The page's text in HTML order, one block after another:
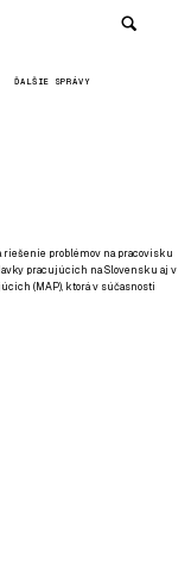
ĎALŠIE SPRÁVY
problémov na pracovisku
pracujúcich na Slovensku aj v
(MAP), ktorá v súčasnosti